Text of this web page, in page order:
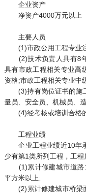
企业资产
净资产4000万元以上
主要人员
(1)市政公用工程专业注
(2)技术负责人具有8年
具有市政工程相关专业高
资格;市政工程相关专业中
(3)持有岗位证书的施
量员、安全员、机械员、
(4)经考核或培训合格的
工程业绩
企业工程业绩近10年承
少有第1类所列工程，工程
(1)累计修建城市道路
平方米以上;
(2)累计修建城市桥梁